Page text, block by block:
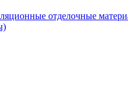
отделочные